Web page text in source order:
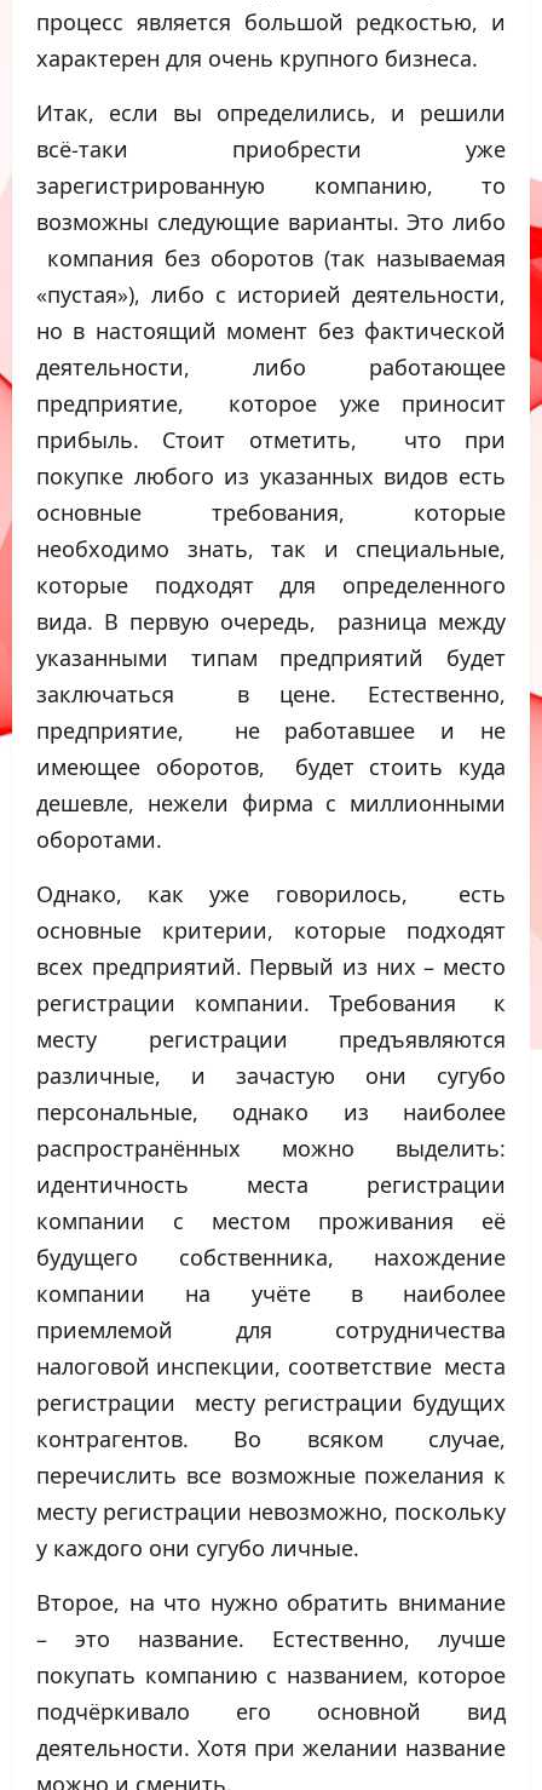
процесс является большой редкостью, и
характерен для очень крупного бизнеса.
Итак, если вы определились, и решили
всё-таки приобрести уже
зарегистрированную компанию, то
возможны следующие варианты. Это либо
компания без оборотов (так называемая
«пустая»), либо с историей деятельности,
но в настоящий момент без фактической
деятельности, либо работающее
предприятие, которое уже приносит
прибыль. Стоит отметить, что при
покупке любого из указанных видов есть
основные требования, которые
необходимо знать, так и специальные,
которые подходят для определенного
вида. В первую очередь, разница между
указанными типам предприятий будет
заключаться в цене. Естественно,
предприятие, не работавшее и не
имеющее оборотов, будет стоить куда
дешевле, нежели фирма с миллионными
оборотами.
Однако, как уже говорилось, есть
основные критерии, которые подходят
всех предприятий. Первый из них – место
регистрации компании. Требования к
месту регистрации предъявляются
различные, и зачастую они сугубо
персональные, однако из наиболее
распространённых можно выделить:
идентичность места регистрации
компании с местом проживания её
будущего собственника, нахождение
компании на учёте в наиболее
приемлемой для сотрудничества
налоговой инспекции, соответствие места
регистрации месту регистрации будущих
контрагентов. Во всяком случае,
перечислить все возможные пожелания к
месту регистрации невозможно, поскольку
у каждого они сугубо личные.
Второе, на что нужно обратить внимание
– это название. Естественно, лучше
покупать компанию с названием, которое
подчёркивало его основной вид
деятельности. Хотя при желании название
можно и сменить.